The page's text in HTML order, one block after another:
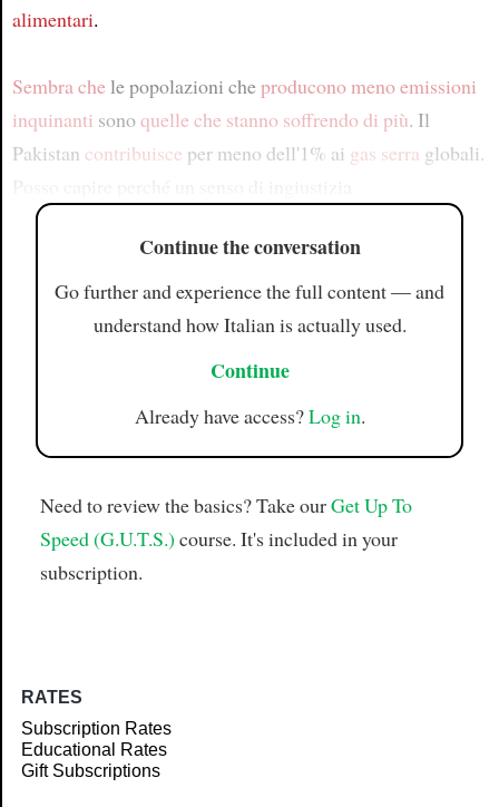
alimentari.
Sembra chele popolazioni cheproducono meno emissioni
inquinanti sonoquelle che stanno soffrendo di più. Il
Pakistan contribuisce per meno dell'1% ai gas serra globali.
Continue the conversation
Go further and experience the full content — and
understand how Italian is actually used.
Continue
Already have access?Log in.
Need to review the basics? Take ourGet Up To
Speed (G.U.T.S.) course. It's included in your
subscription.
RATES
Subscription Rates
Educational Rates
Gift Subscriptions